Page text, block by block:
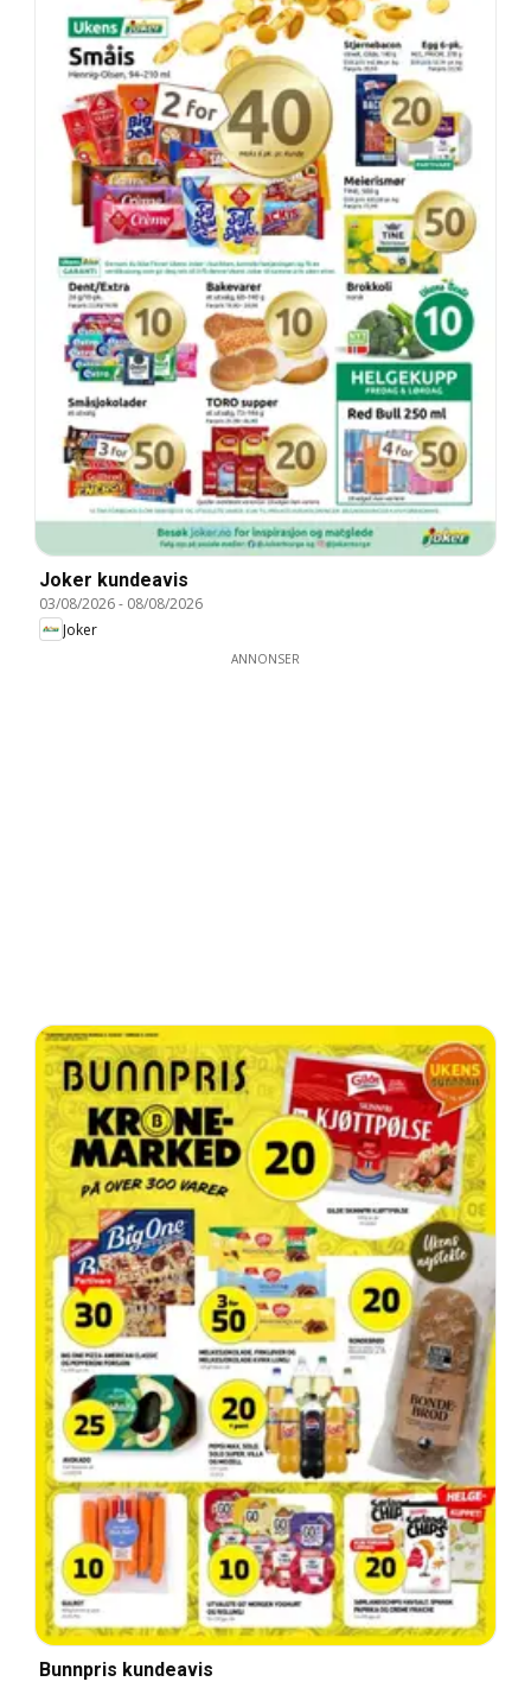
Joker kundeavis
03/08/2026- 08/08/2026
Joker
ANNONSER
Bunnpris kundeavis